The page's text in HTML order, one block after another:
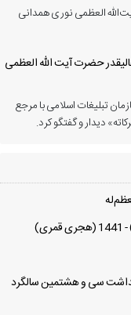
العظمی نوری همدانی
حضرت آیت الله العظمی
اسلامی با مرجع
دیدار و گفتگو کرد.
سی و هشتمین سالگرد